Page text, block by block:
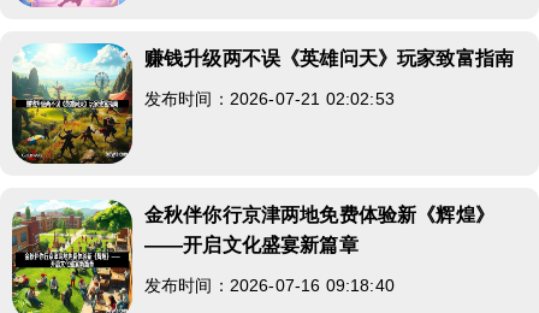
赚钱升级两不误《英雄问天》玩家致富指南
发布时间：2026-07-21 02:02:53
金秋伴你行京津两地免费体验新《辉煌》
——开启文化盛宴新篇章
发布时间：2026-07-16 09:18:40